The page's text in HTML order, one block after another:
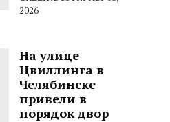
2026
На улице
Цвиллинга в
Челябинске
привели в
порядок двор